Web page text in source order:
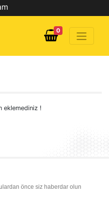
0
eklemediniz !
önce siz haberdar olun